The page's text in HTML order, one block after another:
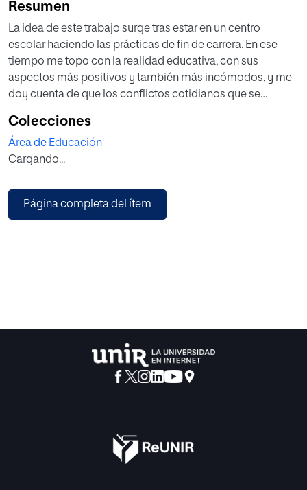
Resumen
La idea de este trabajo surge tras estar en un centro
escolar haciendo las prácticas de fin de carrera. En ese
tiempo me topo con la realidad educativa, con sus
aspectos más positivos y también más incómodos, y me
doy cuenta de que los conflictos cotidianos que se
ser una oportunidad para la mejora de la convivencia y
también para la mejora personal.
Las conclusiones a las que se llegan en el trabajo
éste se identifica con la educación para la paz. Educación
indispensable para afrontar los retos de la sociedad
Colecciones
Área de Educación
Cargando...
Página completa del ítem